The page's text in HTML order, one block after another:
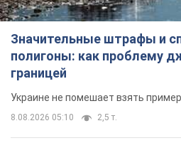
Значительные штрафы и
полигоны: как проблему
границей
Украине не помешает взять
8.08.2026 05:10 2,5 т.